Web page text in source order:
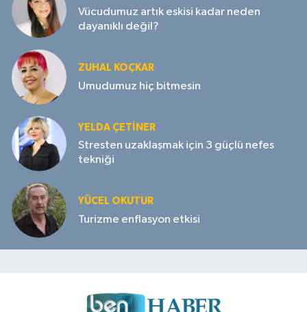
Vücudumuz artık eskisi kadar neden
dayanıklı değil?
ZUHAL KOÇKAR
Umudumuz hiç bitmesin
YELDA ÇETİNER
Stresten uzaklaşmak için 3 güçlü nefes
tekniği
YÜCEL OKUTUR
Turizme enflasyon etkisi